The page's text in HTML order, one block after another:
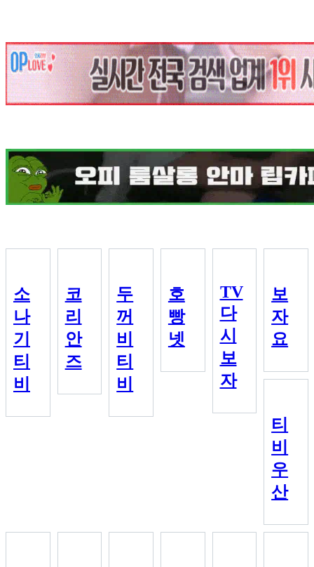
소
나
기
티
비
코
리
안
즈
두
꺼
비
티
비
호
빵
넷
TV
다
시
보
자
보
자
요
티
비
우
산